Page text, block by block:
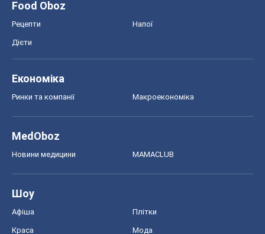
Food Oboz
Рецепти Напої
Дієти
Економіка
Ринки та компанії Макроекономіка
MedOboz
Новини медицини MAMACLUB
Шоу
Афіша Плітки
Краса Мода